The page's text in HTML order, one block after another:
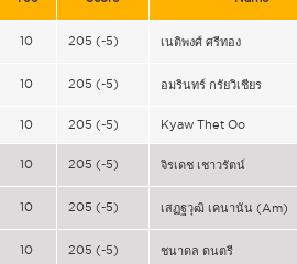
10 205 (-5) เนติพงศ์ ศรีทอง
10 205 (-5) อมรินทร์ กรัยวิเชียร
10 205 (-5) Kyaw Thet Oo
10 205 (-5) จิรเดช เชาวรัตน์
10 205 (-5) เสฏฐวุฒิ เคนานัน (Am)
10 205 (-5) ชนาดล ดนตรี